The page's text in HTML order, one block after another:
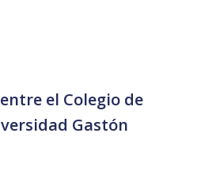
el Colegio de
Gastón